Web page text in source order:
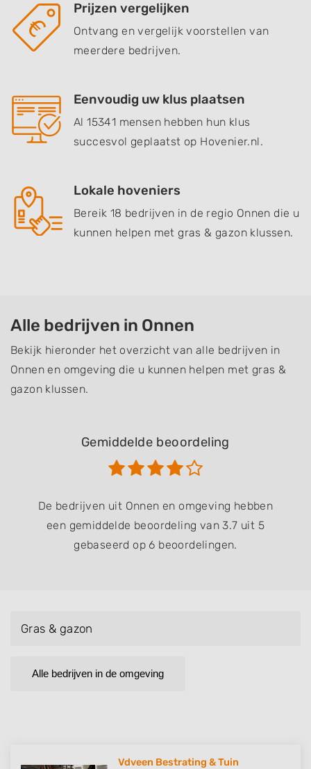
Prijzen vergelijken
Ontvang en vergelijk voorstellen van
meerdere bedrijven.
Eenvoudig uw klus plaatsen
Al 15341 mensen hebben hun klus
succesvol geplaatst op Hovenier.nl.
Lokale hoveniers
Bereik 18 bedrijven in de regio Onnen die u
kunnen helpen met gras & gazon klussen.
Alle bedrijven in Onnen
Bekijk hieronder het overzicht van alle bedrijven in
Onnen en omgeving die u kunnen helpen met gras &
gazon klussen.
Gemiddelde beoordeling
De bedrijven uit Onnen en omgeving hebben
een gemiddelde beoordeling van 3.7 uit 5
gebaseerd op 6 beoordelingen.
Gras & gazon
Alle bedrijven in de omgeving
Vdveen Bestrating & Tuin